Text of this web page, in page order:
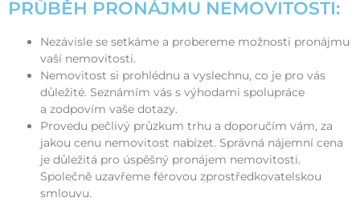
PRŮBĚH PRONÁJMU NEMOVITOSTI:
Nezávisle se setkáme a probereme možnosti pronájmu
vaší nemovitosti.
Nemovitost si prohlédnu a vyslechnu, co je pro vás
důležité. Seznámím vás s výhodami spolupráce
a zodpovím vaše dotazy.
Provedu pečlivý průzkum trhu a doporučím vám, za
jakou cenu nemovitost nabízet. Správná nájemní cena
je důležitá pro úspěšný pronájem nemovitosti.
Společně uzavřeme férovou zprostředkovatelskou
smlouvu.